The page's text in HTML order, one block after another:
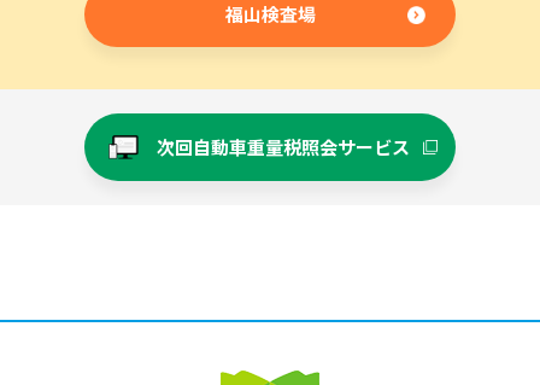
福山検査場
次回自動車重量税照会サービス